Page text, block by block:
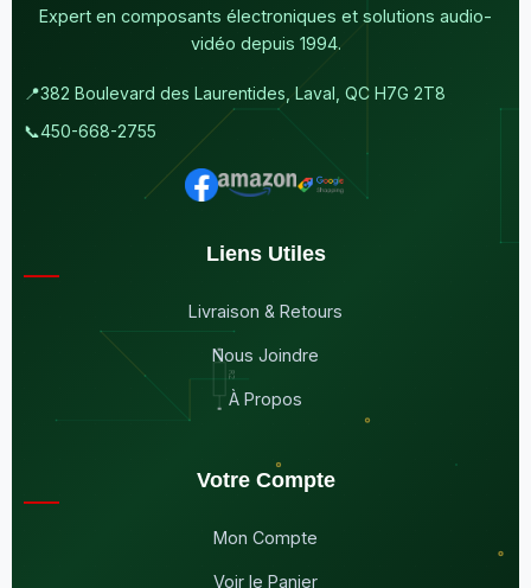
Expert en composants électroniques et solutions audio-
vidéo depuis 1994.
📍382 Boulevard des Laurentides, Laval, QC H7G 2T8
📞450-668-2755
Liens Utiles
Livraison & Retours
Nous Joindre
À Propos
Votre Compte
Mon Compte
Voir le Panier